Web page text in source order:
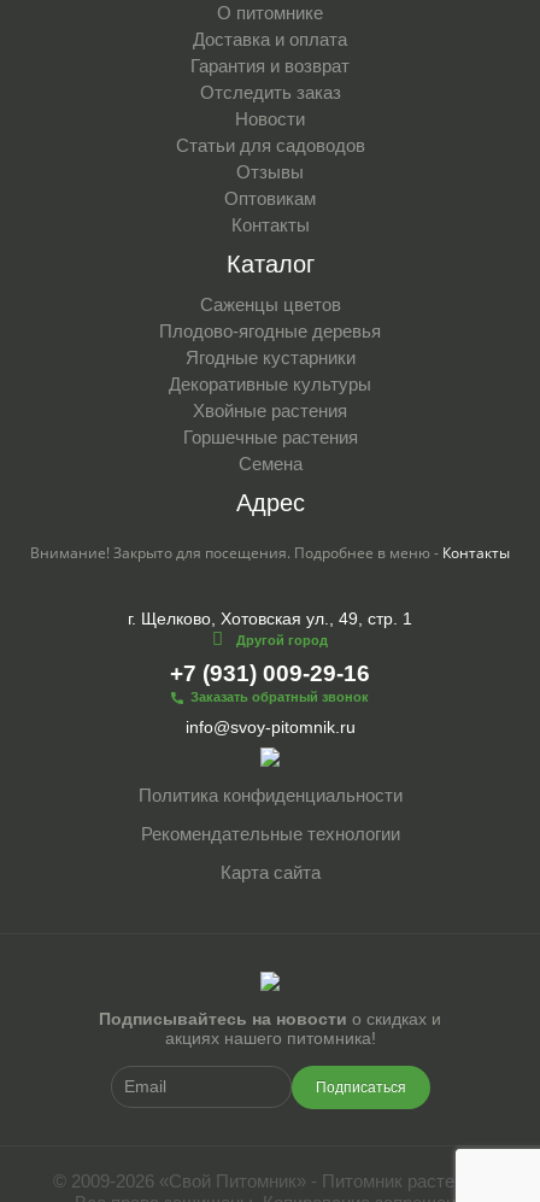
О питомнике
Доставка и оплата
Гарантия и возврат
Отследить заказ
Новости
Статьи для садоводов
Отзывы
Оптовикам
Контакты
Каталог
Саженцы цветов
Плодово-ягодные деревья
Ягодные кустарники
Декоративные культуры
Хвойные растения
Горшечные растения
Семена
Адрес
Внимание! Закрыто для посещения. Подробнее в меню - Контакты
г. Щелково, Хотовская ул., 49, стр. 1
Другой город
+7 (931) 009-29-16
Заказать обратный звонок
info@svoy-pitomnik.ru
Политика конфиденциальности
Рекомендательные технологии
Карта сайта
Подписывайтесь на новости о скидках и
акциях нашего питомника!
Подписаться
© 2009-2026 «Свой Питомник» - Питомник растений.